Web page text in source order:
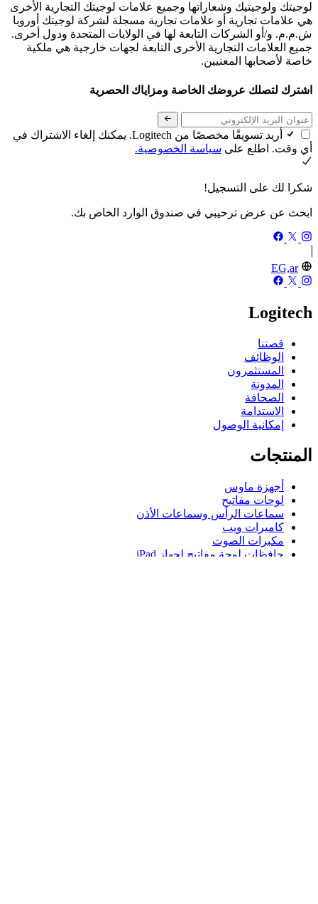
لوجيتك ولوجيتيك وشعاراتها وجميع علامات لوجيتك التجارية الأخرى
هي علامات تجارية أو علامات تجارية مسجلة لشركة لوجيتك أوروبا
ش.م.م. و/أو الشركات التابعة لها في الولايات المتحدة ودول أخرى.
جميع العلامات التجارية الأخرى التابعة لجهات خارجية هي ملكية
خاصة لأصحابها المعنيين.
اشترك لتصلك عروضك الخاصة ومزاياك الحصرية
أريد تسويقًا مخصصًا من Logitech. يمكنك إلغاء الاشتراك في
أي وقت. اطلع على سياسة الخصوصية.
شكرا لك على التسجيل!
ابحث عن عرض ترحيبي في صندوق الوارد الخاص بك.
EG,ar
Logitech
قصتنا
الوظائف
المستثمرون
المدونة
الصحافة
الاستدامة
إمكانية الوصول
المنتجات
أجهزة ماوس
لوحات مفاتيح
سماعات الرأس وسماعات الأذن
كاميرات ويب
مكبرات الصوت
حافظات لوحة مفاتيح لجهاز iPad